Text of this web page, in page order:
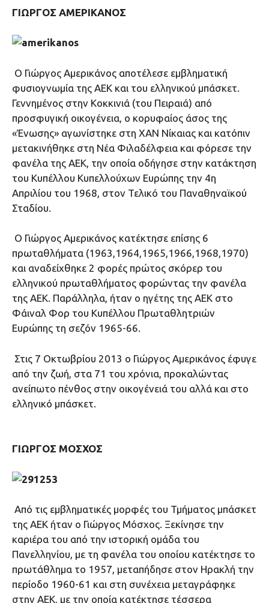
ΓΙΩΡΓΟΣ ΑΜΕΡΙΚΑΝΟΣ
Ο Γιώργος Αμερικάνος αποτέλεσε εμβληματική
φυσιογνωμία της ΑΕΚ και του ελληνικού μπάσκετ.
Γεννημένος στην Κοκκινιά (του Πειραιά) από
προσφυγική οικογένεια, ο κορυφαίος άσος της
«Ένωσης» αγωνίστηκε στη ΧΑΝ Νίκαιας και κατόπιν
μετακινήθηκε στη Νέα Φιλαδέλφεια και φόρεσε την
φανέλα της ΑΕΚ, την οποία οδήγησε στην κατάκτηση
του Κυπέλλου Κυπελλούχων Ευρώπης την 4η
Απριλίου του 1968, στον Τελικό του Παναθηναϊκού
Σταδίου.
Ο Γιώργος Αμερικάνος κατέκτησε επίσης 6
πρωταθλήματα (1963,1964,1965,1966,1968,1970)
και αναδείχθηκε 2 φορές πρώτος σκόρερ του
ελληνικού πρωταθλήματος φορώντας την φανέλα
της ΑΕΚ. Παράλληλα, ήταν ο ηγέτης της ΑΕΚ στο
Φάιναλ Φορ του Κυπέλλου Πρωταθλητριών
Ευρώπης τη σεζόν 1965-66.
Στις 7 Οκτωβρίου 2013 ο Γιώργος Αμερικάνος έφυγε
από την ζωή, στα 71 του χρόνια, προκαλώντας
ανείπωτο πένθος στην οικογένειά του αλλά και στο
ελληνικό μπάσκετ.
ΓΙΩΡΓΟΣ ΜΟΣΧΟΣ
Από τις εμβληματικές μορφές του Τμήματος μπάσκετ
της ΑΕΚ ήταν ο Γιώργος Μόσχος. Ξεκίνησε την
καριέρα του από την ιστορική ομάδα του
Πανελληνίου, με τη φανέλα του οποίου κατέκτησε το
πρωτάθλημα το 1957, μεταπήδησε στον Ηρακλή την
περίοδο 1960-61 και στη συνέχεια μεταγράφηκε
στην ΑΕΚ, με την οποία κατέκτησε τέσσερα